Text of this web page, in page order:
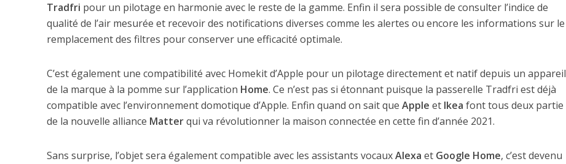
Tradfri pour un pilotage en harmonie avec le reste de la gamme. Enfin il sera possible de consulter l’indice de
qualité de l’air mesurée et recevoir des notifications diverses comme les alertes ou encore les informations sur le
remplacement des filtres pour conserver une efficacité optimale.
C’est également une compatibilité avec Homekit d’Apple pour un pilotage directement et natif depuis un appareil
de la marque à la pomme sur l’application Home. Ce n’est pas si étonnant puisque la passerelle Tradfri est déjà
compatible avec l’environnement domotique d’Apple. Enfin quand on sait que Apple et Ikea font tous deux partie
de la nouvelle alliance Matterqui va révolutionner la maison connectée en cette fin d’année 2021.
Sans surprise, l’objet sera également compatible avec les assistants vocauxAlexa et Google Home, c’est devenu